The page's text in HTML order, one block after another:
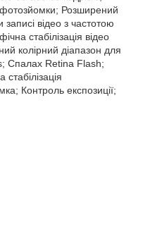
Розширений
відео з частотою
стабілізація відео
колірний діапазон для
Спалах Retina Flash;
Контроль експозиції;